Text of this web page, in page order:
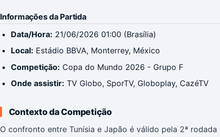
Informações da Partida
Data/Hora: 21/06/2026 01:00 (Brasília)
Local: Estádio BBVA, Monterrey, México
Competição: Copa do Mundo 2026 - Grupo F
Onde assistir: TV Globo, SporTV, Globoplay, CazéTV
Contexto da Competição
O confronto entre Tunísia e Japão é válido pela 2ª rodada